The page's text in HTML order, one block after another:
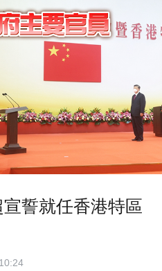
誓就任香港特區